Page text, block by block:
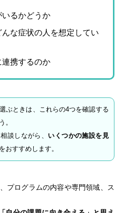
るかどうか
な症状の人を想定してい
携するのか
ぶときは、これらの4つを確認する
。
談しながら、 いくつかの施設を見
おすすめします。
プログラムの内容や専門領域、ス